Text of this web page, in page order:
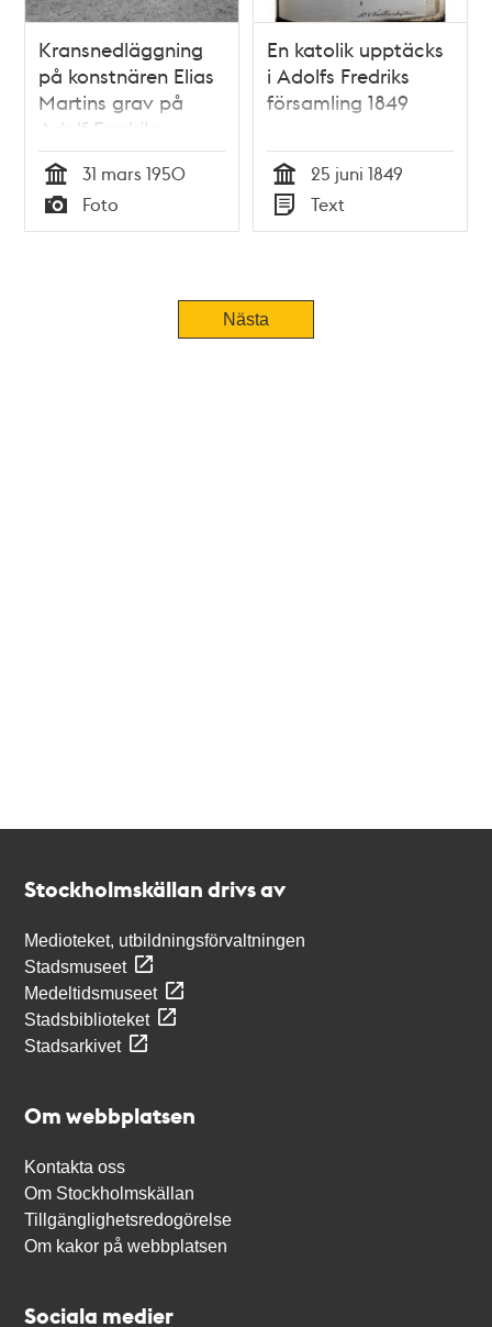
Kransnedläggning
på konstnären Elias
Martins grav på
Adolf Fredriks
kyrkogård
Tid
31 mars 1950
Typ
Foto
En katolik upptäcks
i Adolfs Fredriks
församling 1849
Tid
25 juni 1849
Typ
Text
Nästa
Stockholmskällan drivs av
Medioteket, utbildningsförvaltningen
Stadsmuseet
Medeltidsmuseet
Stadsbiblioteket
Stadsarkivet
Om webbplatsen
Kontakta oss
Om Stockholmskällan
Tillgänglighetsredogörelse
Om kakor på webbplatsen
Sociala medier